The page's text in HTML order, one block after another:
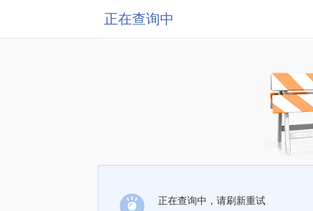
正在查询中
正在查询中，请刷新重试